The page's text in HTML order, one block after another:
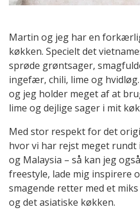
Martin og jeg har en
køkken. Specielt det
sprøde grøntsager,
ingefær, chili, lime og
og jeg holder meget af at
lime og dejlige sager i mit
Med stor respekt for det
hvor vi har rejst meget rundt
og Malaysia – så kan jeg
freestyle, lade mig inspirere
smagende retter med et
og det asiatiske køkken.